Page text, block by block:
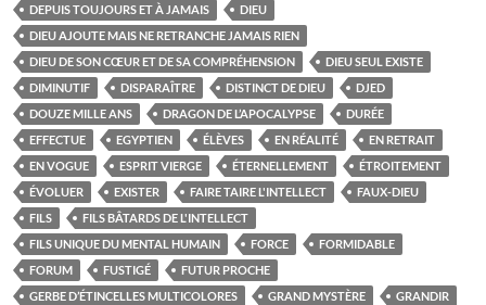
DEPUIS TOUJOURS ET À JAMAIS
DIEU
DIEU AJOUTE MAIS NE RETRANCHE JAMAIS RIEN
DIEU DE SON CŒUR ET DE SA COMPRÉHENSION
DIEU SEUL EXISTE
DIMINUTIF
DISPARAÎTRE DISTINCT DE DIEU
DJED
DOUZE MILLE ANS
DRAGON DE L’APOCALYPSE
DURÉE
EFFECTUE
EGYPTIEN ÉLÈVES EN RÉALITÉ
EN RETRAIT
EN VOGUE
ESPRIT VIERGE ÉTERNELLEMENT
ÉTROITEMENT
ÉVOLUER
EXISTER FAIRE TAIRE L'INTELLECT
FAUX-DIEU
FILS
FILS BÂTARDS DE L'INTELLECT
FILS UNIQUE DU MENTAL HUMAIN
FORCE
FORMIDABLE
FORUM
FUSTIGÉ
FUTUR PROCHE
GERBE D’ÉTINCELLES MULTICOLORES
GRAND MYSTÈRE GRANDIR